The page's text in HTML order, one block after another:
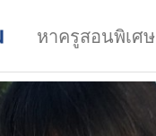
หาครูสอนพิเศษ